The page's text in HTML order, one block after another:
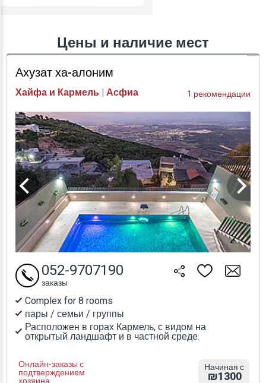
Цены и наличие мест
Ахузат ха-алоним
Хайфа и Кармель | Асфиа 1 рекомендации
Complex for 8 rooms
пары / семьи / группы
Расположен в горах Кармель, с видом на
открытый ландшафт и в частной среде.
Онлайн-заказы с
подтверждением
052-9707190
заказы
Начиная с
₪1300